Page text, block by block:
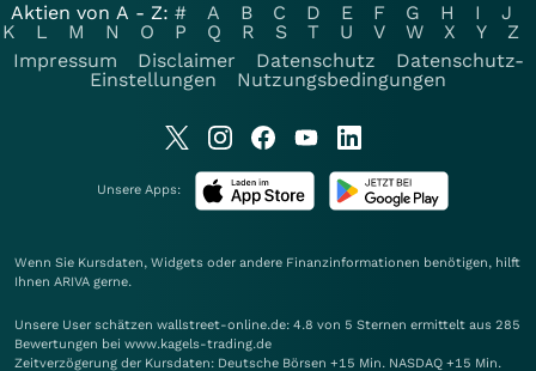
Aktien von A - Z: # A B C D E F G H I
J
K
L M N O P Q R S T U V W X Y
Z
Impressum
Disclaimer Datenschutz
Datenschutz-
Einstellungen
Nutzungsbedingungen
Unsere Apps:
Wenn Sie Kursdaten, Widgets oder andere Finanzinformationen benötigen, hilft
Ihnen ARIVA gerne.
Unsere User schätzen wallstreet-online.de: 4.8 von 5 Sternen ermittelt aus 285
Bewertungen bei www.kagels-trading.de
Zeitverzögerung der Kursdaten: Deutsche Börsen +15 Min. NASDAQ +15 Min.